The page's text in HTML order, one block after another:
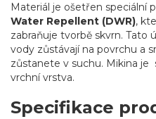
Materiál je ošetřen speciální
Water Repellent (DWR),
zabraňuje tvorbě skvrn. Tato
vody zůstávají na povrchu a
zůstanete v suchu. Mikina je
vrchní vrstva.
Specifikace